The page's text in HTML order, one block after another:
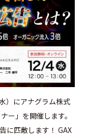
）にアナグラム株式
ー」を開催します。
に匹敵します！ GAX